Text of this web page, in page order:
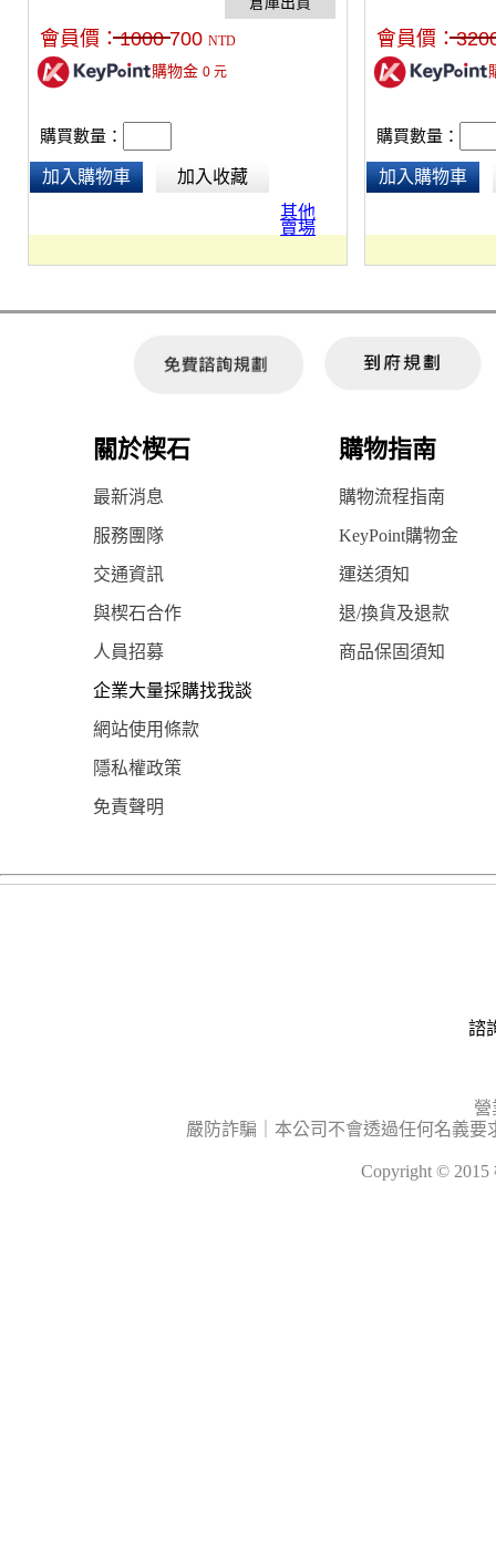
會員價：1000 700 NTD
購物金 0元
購買數量：
加入購物車
加入收藏
其他
賣場
會員價：
購買數量：
加入購物車
關於楔石 購物指南
最新消息 購物流程指南
服務團隊 KeyPoint購物金
交通資訊 運送須知
與楔石合作 退/換貨及退款
人員招募 商品保固須知
企業大量採購找我談
網站使用條款
隱私權政策
免責聲明
諮
營
嚴防詐騙｜本公司不會透過任何名義
Copyright ©